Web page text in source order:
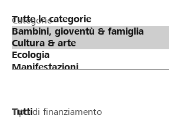
Categorie
Tipo di finanziamento